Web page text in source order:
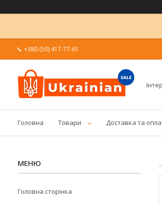
+380 (50) 417-77-61
Головна Товари Доставка та
Головна сторінка